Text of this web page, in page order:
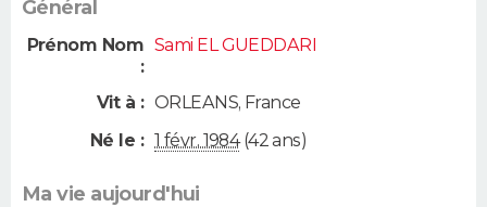
Général
Prénom Nom
:
Sami EL GUEDDARI
Vit à : ORLEANS, France
Né le : 1 févr. 1984(42 ans)
Ma vie aujourd'hui